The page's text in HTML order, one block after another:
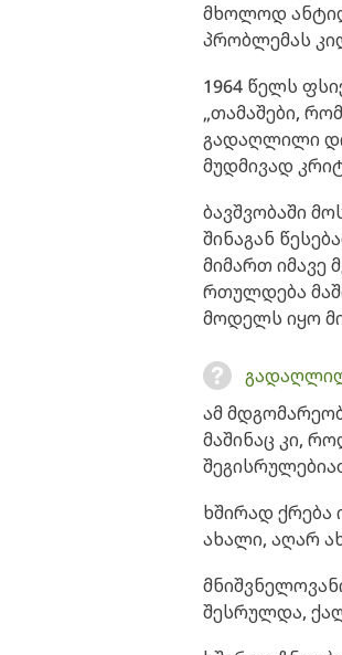
მხოლოდ
პრობლემას
1964 წელს
„თამაშები,
გადაღლილი
მუდმივად
ბავშვობაში
შინაგან
მიმართ იმავე
რთულდება
მოდელს იყო
ამ
მაშინაც კი,
ხშირად ქრება
ახალი, აღარ
შესრულდა,